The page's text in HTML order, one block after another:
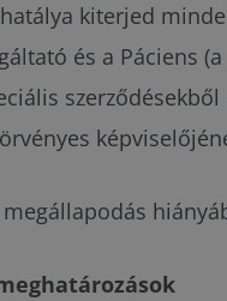
hatálya kiterjed
és a Páciens